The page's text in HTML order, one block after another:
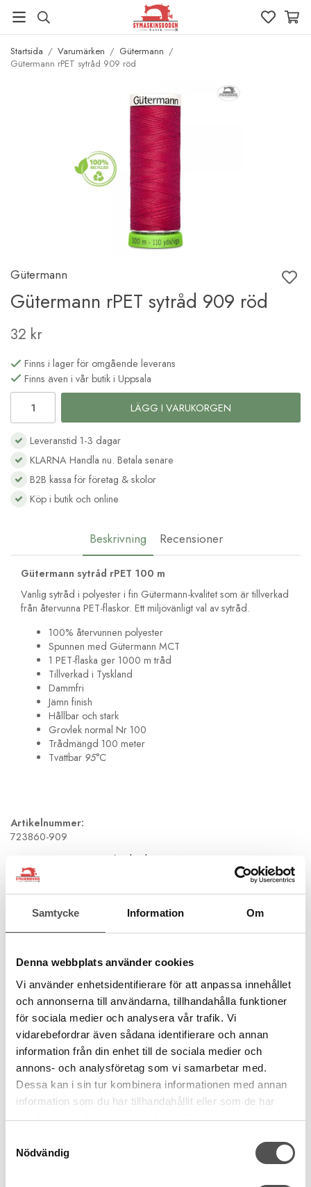
Samtycke Information Om
Denna webbplats använder cookies
Vi använder enhetsidentifierare för att anpassa innehållet
och annonserna till användarna, tillhandahålla funktioner
för sociala medier och analysera vår trafik. Vi
vidarebefordrar även sådana identifierare och annan
information från din enhet till de sociala medier och
annons- och analysföretag som vi samarbetar med.
Dessa kan i sin tur kombinera informationen med annan
information som du har tillhandahållit eller som de har
samlat in när du har använt deras tjänster.
Nödvändig
Startsida / Varumärken / Gütermann /
Gütermann rPET sytråd 909 röd
Gütermann
Gütermann rPET sytråd 909 röd
32 kr
Finns i lager för omgående leverans
Finns även i vår butik i Uppsala
LÄGG I VARUKORGEN
Leveranstid 1-3 dagar
KLARNA Handla nu. Betala senare
B2B kassa för företag & skolor
Köp i butik och online
Beskrivning Recensioner
Gütermann sytråd rPET 100 m
Vanlig sytråd i polyester i fin Gütermann-kvalitet som är tillverkad
från återvunna PET-flaskor. Ett miljövänligt val av sytråd.
100% återvunnen polyester
Spunnen med Gütermann MCT
1 PET-flaska ger 1000 m tråd
Tillverkad i Tyskland
Dammfri
Jämn finish
Hållbar och stark
Grovlek normal Nr 100
Trådmängd 100 meter
Tvättbar 95°C
Artikelnummer:
723860-909
Andra köpte även